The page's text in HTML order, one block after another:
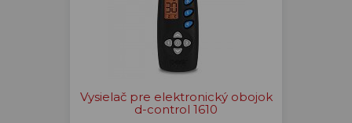
Vysielač pre elektronický obojok
d-control 1610